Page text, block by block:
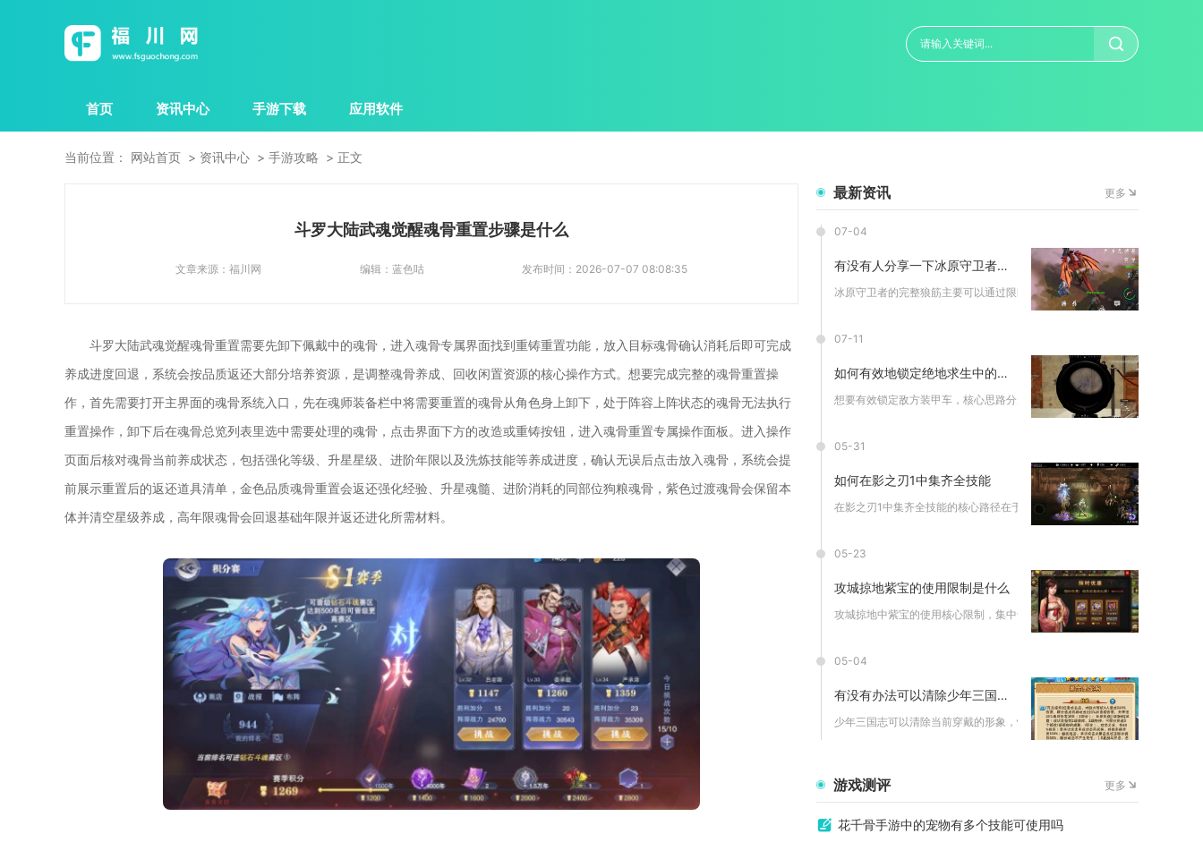
首页 资讯中心 手游下载 应用软件
当前位置： 网站首页 资讯中心 手游攻略 正文
斗罗大陆武魂觉醒魂骨重置步骤是什么
文章来源： 福川网 编辑： 蓝色咕 发布时间： 2026-07-07 08:08:35
斗罗大陆武魂觉醒魂骨重置需要先卸下佩戴中的魂骨，进入魂骨专属界面找到重铸重置功能，放入目标魂骨确认消耗后即可完成
养成进度回退，系统会按品质返还大部分培养资源，是调整魂骨养成、回收闲置资源的核心操作方式。想要完成完整的魂骨重置操
作，首先需要打开主界面的魂骨系统入口，先在魂师装备栏中将需要重置的魂骨从角色身上卸下，处于阵容上阵状态的魂骨无法执行
重置操作，卸下后在魂骨总览列表里选中需要处理的魂骨，点击界面下方的改造或重铸按钮，进入魂骨重置专属操作面板。进入操作
页面后核对魂骨当前养成状态，包括强化等级、升星星级、进阶年限以及洗炼技能等养成进度，确认无误后点击放入魂骨，系统会提
前展示重置后的返还道具清单，金色品质魂骨重置会返还强化经验、升星魂髓、进阶消耗的同部位狗粮魂骨，紫色过渡魂骨会保留本
体并清空星级养成，高年限魂骨会回退基础年限并返还进化所需材料。
最新资讯 更多
07-04
有没有人分享一下冰原守卫者完整狼筋的攻略
冰原守卫者的完整狼筋主要可以通过限时地图刷取狼类怪物掉落、集...
07-11
如何有效地锁定绝地求生中的装甲车
想要有效锁定敌方装甲车，核心思路分为物理封路限制移动、爆炸道...
05-31
如何在影之刃1中集齐全技能
在影之刃1中集齐全技能的核心路径在于优先解锁主线剧情关键节点...
05-23
攻城掠地紫宝的使用限制是什么
攻城掠地中紫宝的使用核心限制，集中于穿戴等级、武将定位、装备...
05-04
有没有办法可以清除少年三国志的形象
少年三国志可以清除当前穿戴的形象，恢复主角默认外观，核心操作...
游戏测评 更多
花千骨手游中的宠物有多个技能可使用吗